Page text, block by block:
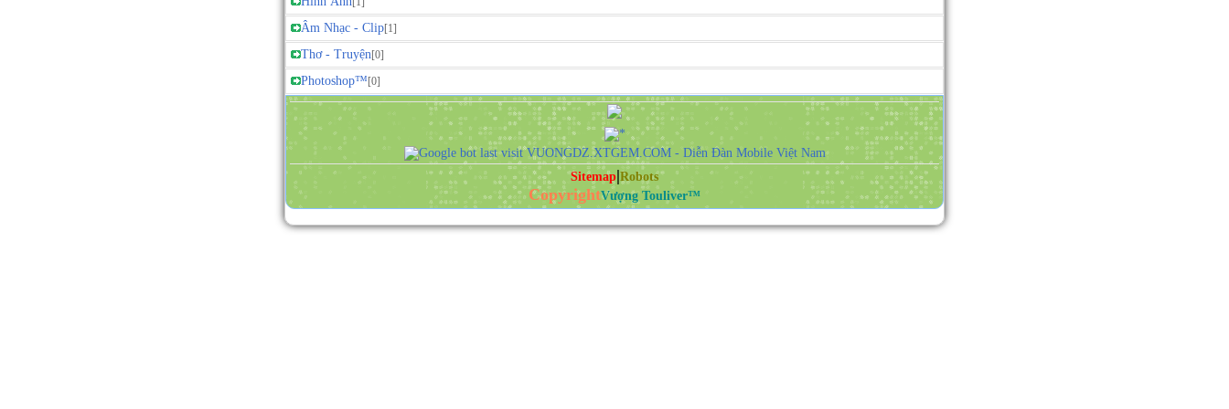
Âm Nhạc - Clip[1]
Thơ - Truyện[0]
Photoshop™ [0]
Sitemap|Robots
CopyrightVượng Touliver™